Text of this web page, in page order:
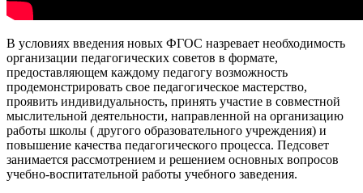
В условиях введения новых ФГОС назревает необходимость
организации педагогических советов в формате,
предоставляющем каждому педагогу возможность
продемонстрировать свое педагогическое мастерство,
проявить индивидуальность, принять участие в совместной
мыслительной деятельности, направленной на организацию
работы школы ( другого образовательного учреждения) и
повышение качества педагогического процесса. Педсовет
занимается рассмотрением и решением основных вопросов
учебно-воспитательной работы учебного заведения.